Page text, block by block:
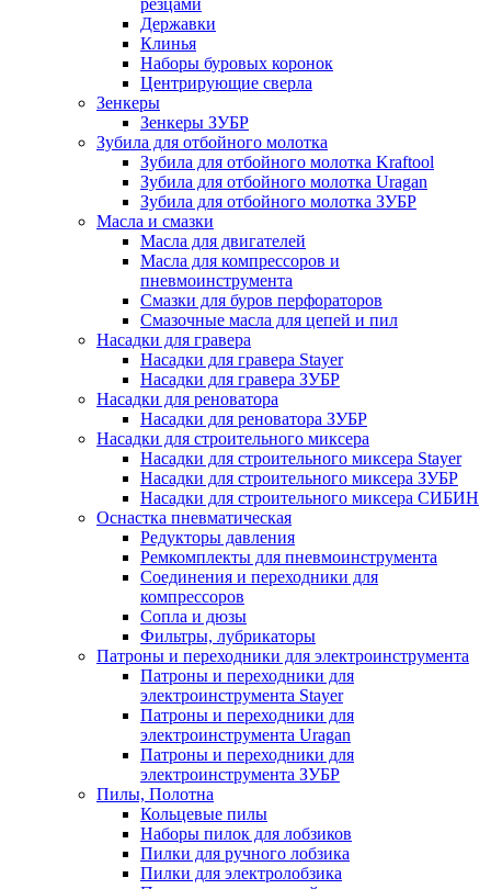
резцами
Державки
Клинья
Наборы буровых коронок
Центрирующие сверла
Зенкеры
Зенкеры ЗУБР
Зубила для отбойного молотка
Зубила для отбойного молотка Kraftool
Зубила для отбойного молотка Uragan
Зубила для отбойного молотка ЗУБР
Масла и смазки
Масла для двигателей
Масла для компрессоров и
пневмоинструмента
Смазки для буров перфораторов
Смазочные масла для цепей и пил
Насадки для гравера
Насадки для гравера Stayer
Насадки для гравера ЗУБР
Насадки для реноватора
Насадки для реноватора ЗУБР
Насадки для строительного миксера
Насадки для строительного миксера Stayer
Насадки для строительного миксера ЗУБР
Насадки для строительного миксера СИБИН
Оснастка пневматическая
Редукторы давления
Ремкомплекты для пневмоинструмента
Соединения и переходники для
компрессоров
Сопла и дюзы
Фильтры, лубрикаторы
Патроны и переходники для электроинструмента
Патроны и переходники для
электроинструмента Stayer
Патроны и переходники для
электроинструмента Uragan
Патроны и переходники для
электроинструмента ЗУБР
Пилы, Полотна
Кольцевые пилы
Наборы пилок для лобзиков
Пилки для ручного лобзика
Пилки для электролобзика